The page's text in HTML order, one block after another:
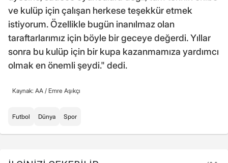
ve kulüp için çalışan herkese teşekkür etmek
istiyorum. Özellikle bugün inanılmaz olan
taraftarlarımız için böyle bir geceye değerdi. Yıllar
sonra bu kulüp için bir kupa kazanmamıza yardımcı
olmak en önemli şeydi." dedi.
Kaynak: AA / Emre Aşıkçı
Futbol Dünya Spor